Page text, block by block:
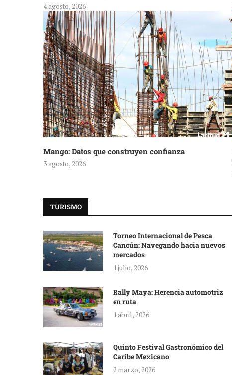
4 agosto, 2026
Mango: Datos que construyen confianza
3 agosto, 2026
TURISMO
Torneo Internacional de Pesca
Cancún: Navegando hacia nuevos
mercados
1 julio, 2026
Rally Maya: Herencia automotriz
en ruta
1 abril, 2026
Quinto Festival Gastronómico del
Caribe Mexicano
2 marzo, 2026